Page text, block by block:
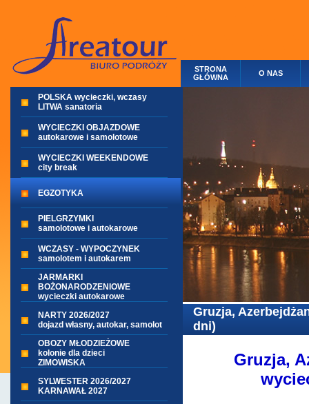
STRONA
GŁÓWNA
O NAS
POLSKA wycieczki, wczasy
LITWA sanatoria
WYCIECZKI OBJAZDOWE
autokarowe i samolotowe
WYCIECZKI WEEKENDOWE
city break
EGZOTYKA
PIELGRZYMKI
samolotowe i autokarowe
WCZASY - WYPOCZYNEK
samolotem i autokarem
JARMARKI
BOŻONARODZENIOWE
wycieczki autokarowe
NARTY 2026/2027
dojazd własny, autokar, samolot
OBOZY MŁODZIEŻOWE
kolonie dla dzieci
ZIMOWISKA
SYLWESTER 2026/2027
KARNAWAŁ 2027
Gruzja,
dni)
Gruzja,